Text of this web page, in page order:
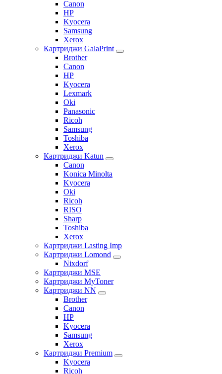
Canon
HP
Kyocera
Samsung
Xerox
Картриджи GalaPrint
Brother
Canon
HP
Kyocera
Lexmark
Oki
Panasonic
Ricoh
Samsung
Toshiba
Xerox
Картриджи Katun
Canon
Konica Minolta
Kyocera
Oki
Ricoh
RISO
Sharp
Toshiba
Xerox
Картриджи Lasting Imp
Картриджи Lomond
Nixdorf
Картриджи MSE
Картриджи MyToner
Картриджи NN
Brother
Canon
HP
Kyocera
Samsung
Xerox
Картриджи Premium
Kyocera
Ricoh